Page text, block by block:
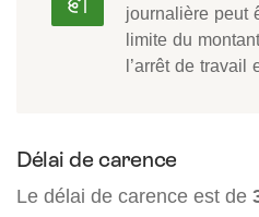
journalière peut
limite du
l’arrêt de travail
Délai de carence
Le délai de carence est de